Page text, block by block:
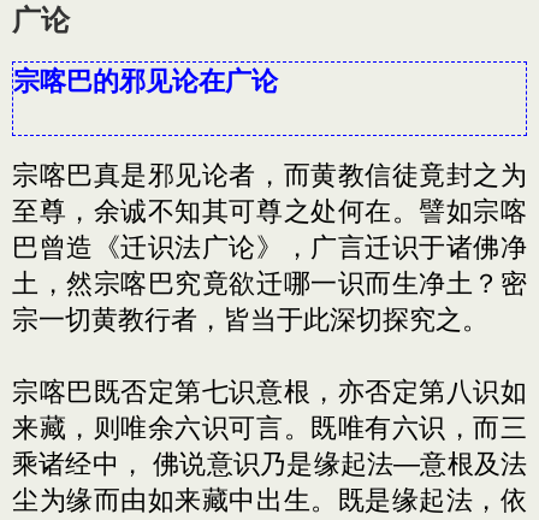
广论
宗喀巴的邪见论在广论
宗喀巴真是邪见论者，而黄教信徒竟封之为
至尊，余诚不知其可尊之处何在。譬如宗喀
巴曾造《迁识法广论》，广言迁识于诸佛净
土，然宗喀巴究竟欲迁哪一识而生净土？密
宗一切黄教行者，皆当于此深切探究之。
宗喀巴既否定第七识意根，亦否定第八识如
来藏，则唯余六识可言。既唯有六识，而三
乘诸经中， 佛说意识乃是缘起法—意根及法
尘为缘而由如来藏中出生。既是缘起法，依